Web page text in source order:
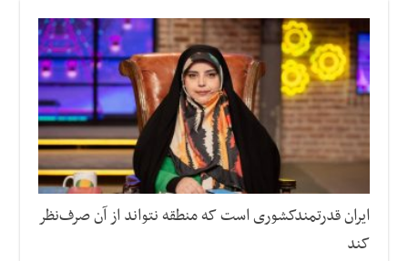
ایران قدرتمندکشوری است که منطقه نتواند از آن صرف‌نظر
کند